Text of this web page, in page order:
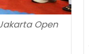
Open